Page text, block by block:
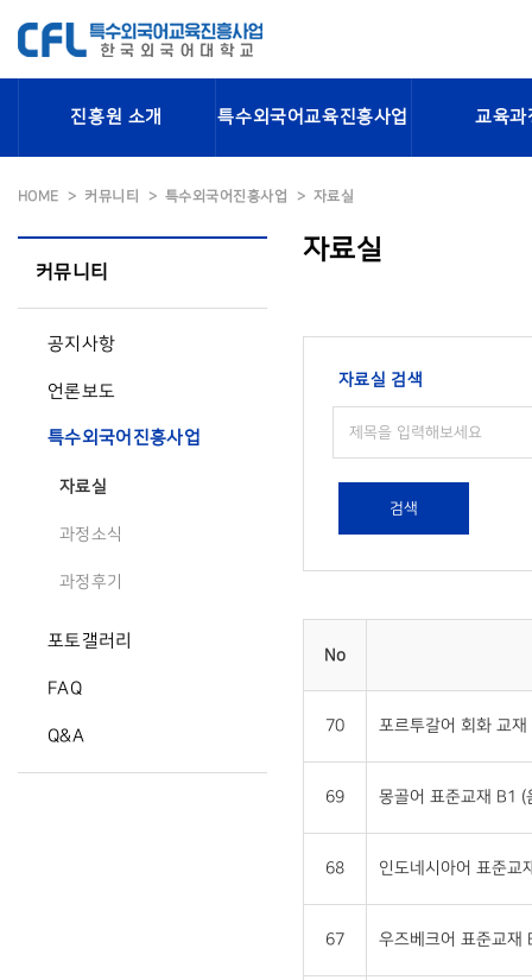
진흥원 소개 특수외국어교육진흥사업 교육과
HOME 커뮤니티 특수외국어진흥사업 자료실
커뮤니티
공지사항
언론보도
특수외국어진흥사업
자료실
과정소식
과정후기
포토갤러리
FAQ
Q&A
자료실
자료실 검색
검색
No
70 포르투갈어 회화 교재
69 몽골어 표준교재 B1 (
68 인도네시아어 표준교
67 우즈베크어 표준교재